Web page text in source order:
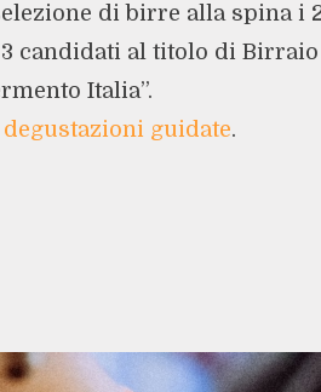
di birre alla spina i
candidati al titolo di Birraio
Italia”.
degustazioni guidate.